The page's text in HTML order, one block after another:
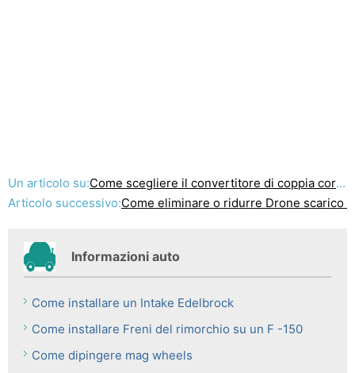
Un articolo su:Come scegliere il convertitore di coppia corretta
Articolo successivo:Come eliminare o ridurre Drone scarico
Informazioni auto
Come installare un Intake Edelbrock
Come installare Freni del rimorchio su un F -150
Come dipingere mag wheels